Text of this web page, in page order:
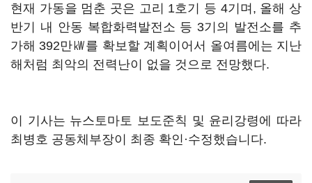
현재 가동을 멈춘 곳은 고리 1호기 등 4기며, 올해 상
반기 내 안동 복합화력발전소 등 3기의 발전소를 추
가해 392만㎾를 확보할 계획이어서 올여름에는 지난
해처럼 최악의 전력난이 없을 것으로 전망했다.
이 기사는 뉴스토마토 보도준칙 및 윤리강령에 따라
최병호 공동체부장이 최종 확인·수정했습니다.